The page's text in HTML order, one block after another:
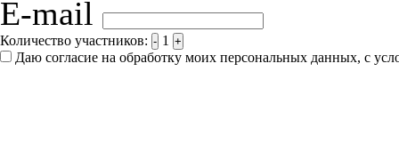
E-mail
Количество участников: - 1 +
Даю согласие на обработку моих персональных данных, с